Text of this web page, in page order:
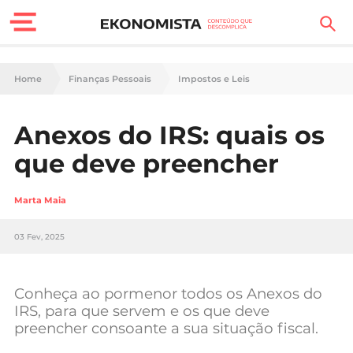
Finanças Pessoais
Carreira
Casa
Tecnologia
Negócios
Home Finanças Pessoais Impostos e Leis
Anexos do IRS: quais os
que deve preencher
Marta Maia
03 Fev, 2025
Conheça ao pormenor todos os Anexos do
IRS, para que servem e os que deve
preencher consoante a sua situação fiscal.